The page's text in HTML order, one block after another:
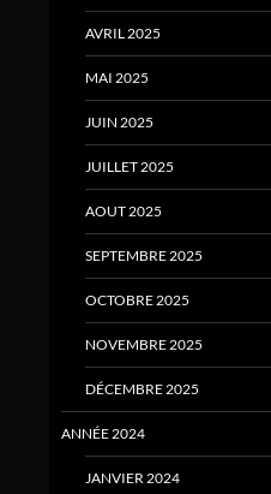
AVRIL 2025
MAI 2025
JUIN 2025
JUILLET 2025
AOUT 2025
SEPTEMBRE 2025
OCTOBRE 2025
NOVEMBRE 2025
DÉCEMBRE 2025
ANNÉE 2024
JANVIER 2024